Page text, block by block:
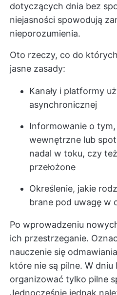
dotyczących dnia bez
niejasności spowodują
nieporozumienia.
Oto rzeczy, co do
jasne zasady:
Kanały i platformy
asynchronicznej
Informowanie o
wewnętrzne lub
nadal w toku, czy
przełożone
Określenie, jakie
brane pod uwagę w
Po wprowadzeniu
ich przestrzeganie.
nauczenie się
które nie są pilne. W
organizować tylko pilne
Jednocześnie jednak